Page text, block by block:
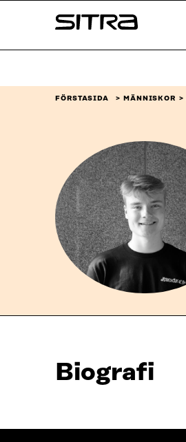
↓
Sitra
FÖRSTASIDA MÄNNISKOR
Biografi